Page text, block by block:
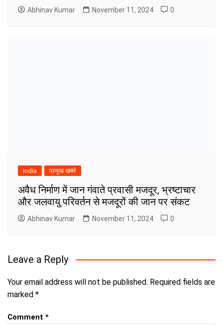
Abhinav Kumar November 11, 2024 0
India प्रमुख ख़बरें
अवैध निर्माण में जान गंवाते प्रवासी मजदूर, भ्रष्टाचार
और जलवायु परिवर्तन से मजदूरों की जान पर संकट
Abhinav Kumar November 11, 2024 0
Leave a Reply
Your email address will not be published. Required fields are
marked *
Comment *